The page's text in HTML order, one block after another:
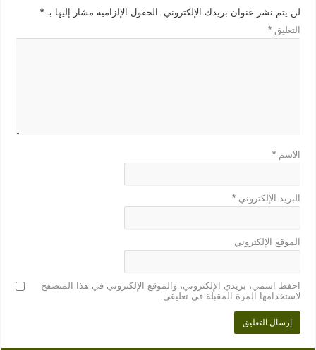
لن يتم نشر عنوان بريدك الإلكتروني. الحقول الإلزامية مشار إليها بـ*
التعليق*
الاسم*
البريد الإلكتروني*
الموقع الإلكتروني
احفظ اسمي، بريدي الإلكتروني، والموقع الإلكتروني في هذا المتصفح
لاستخدامها المرة المقبلة في تعليقي.